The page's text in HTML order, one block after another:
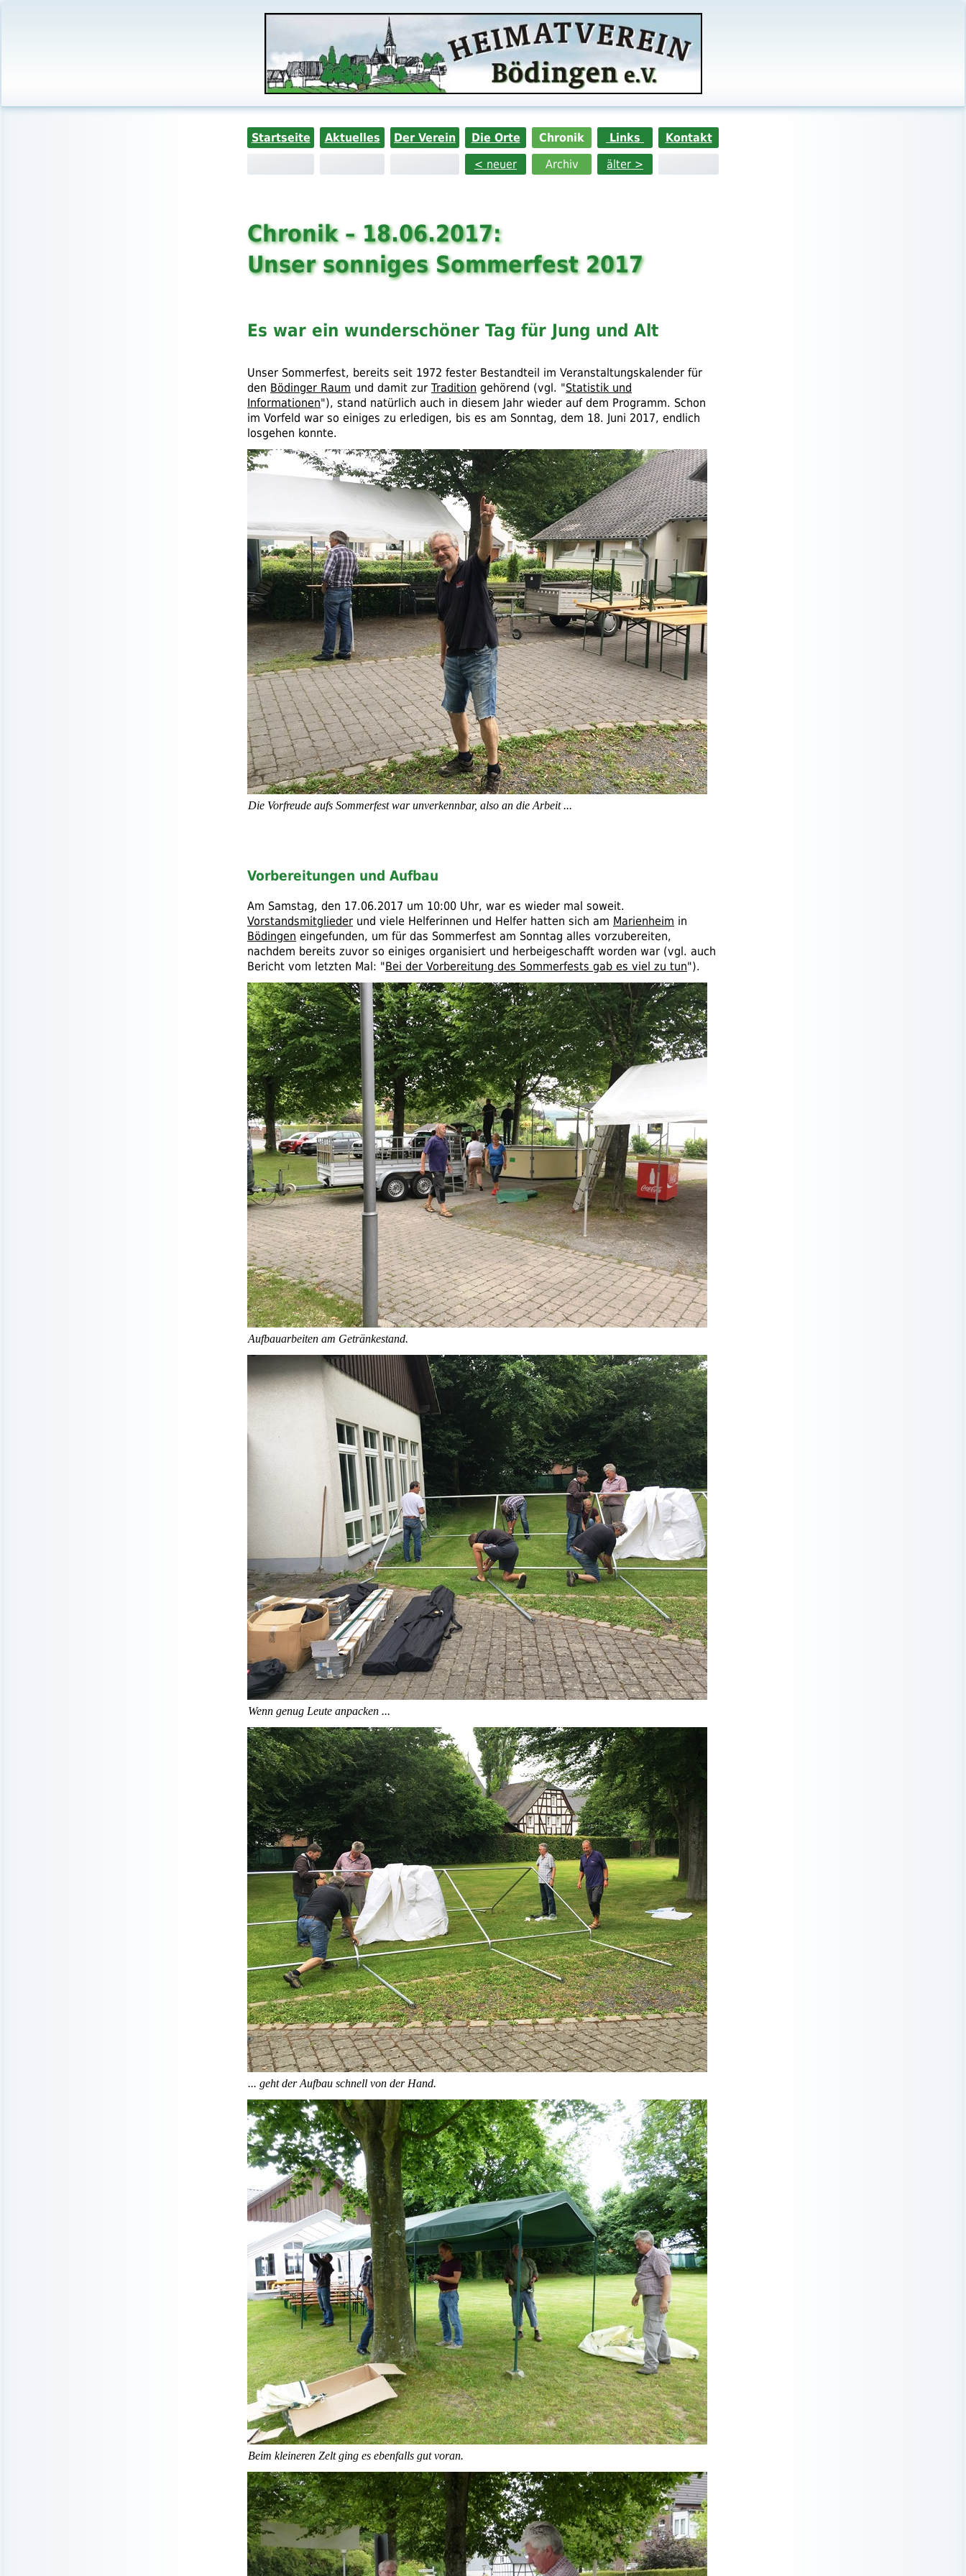
Startseite Aktuelles Der Verein Die Orte Chronik Links
Kontakt
< neuer
Archiv älter >
Chronik – 18.06.2017:
Unser sonniges Sommerfest 2017
Es war ein wunderschöner Tag für Jung und Alt
Unser Sommerfest, bereits seit 1972 fester Bestandteil im Veranstaltungskalender für
den Bödinger Raum und damit zur Tradition gehörend (vgl. "Statistik und
Informationen"), stand natürlich auch in diesem Jahr wieder auf dem Programm. Schon
im Vorfeld war so einiges zu erledigen, bis es am Sonntag, dem 18. Juni 2017, endlich
losgehen konnte.
Die Vorfreude aufs Sommerfest war unverkennbar, also an die Arbeit ...
Vorbereitungen und Aufbau
Am Samstag, den 17.06.2017 um 10:00 Uhr, war es wieder mal soweit.
Vorstandsmitglieder und viele Helferinnen und Helfer hatten sich am Marienheim in
Bödingen eingefunden, um für das Sommerfest am Sonntag alles vorzubereiten,
nachdem bereits zuvor so einiges organisiert und herbeigeschafft worden war (vgl. auch
Bericht vom letzten Mal: "Bei der Vorbereitung des Sommerfests gab es viel zu tun").
Aufbauarbeiten am Getränkestand.
Wenn genug Leute anpacken ...
... geht der Aufbau schnell von der Hand.
Beim kleineren Zelt ging es ebenfalls gut voran.